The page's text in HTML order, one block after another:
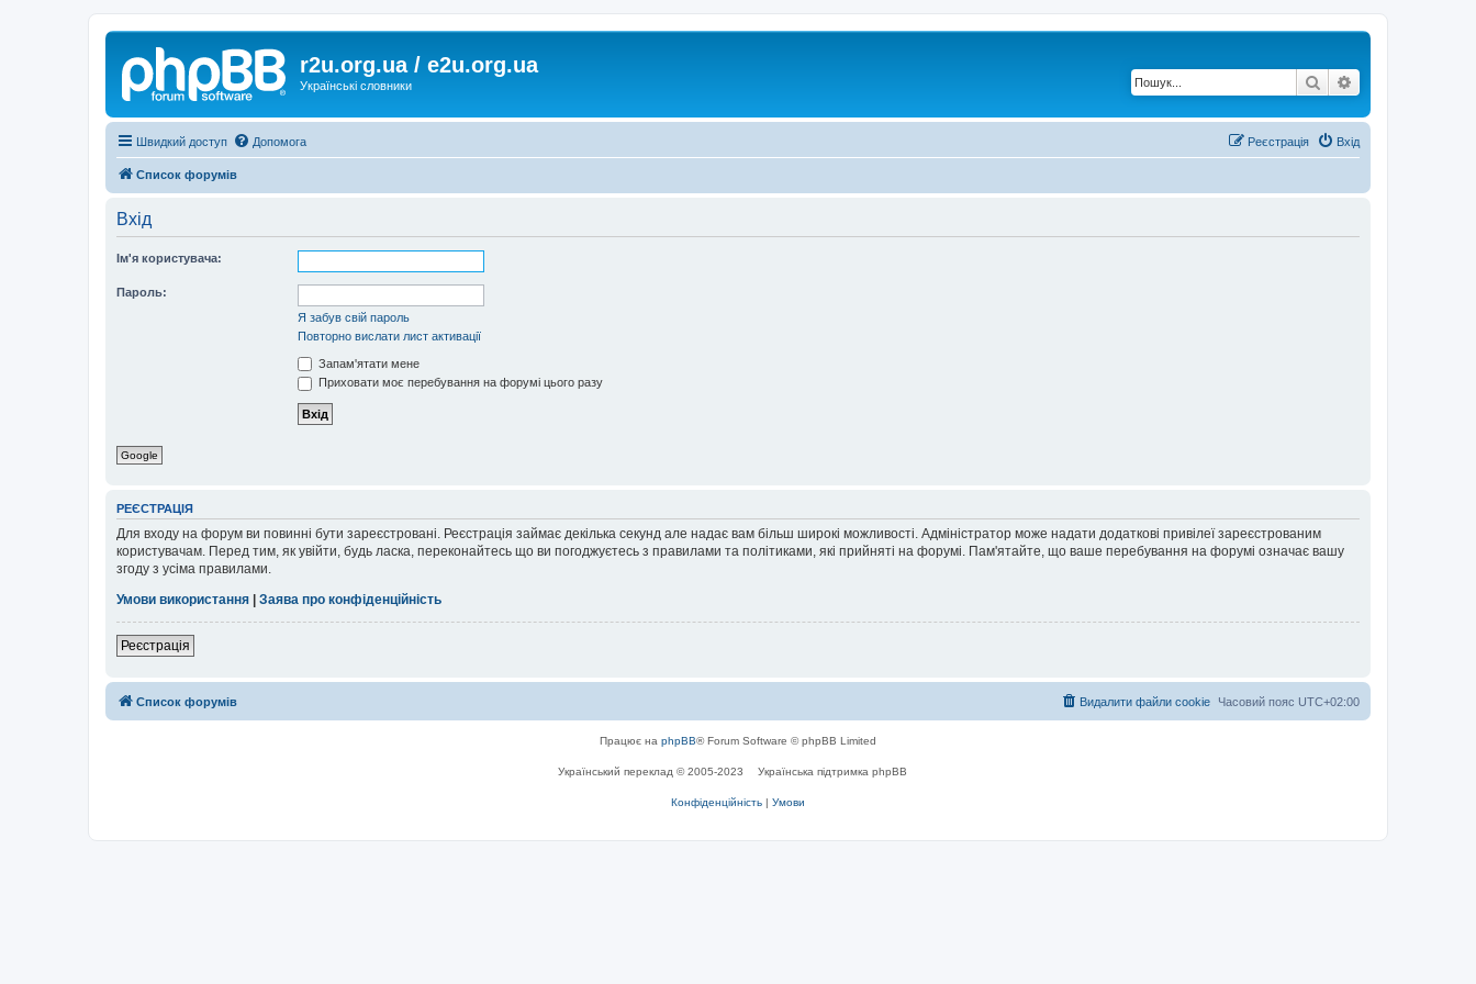
r2u.org.ua / e2u.org.ua
Українські словники Пошук
Швидкий доступ Допомога Вхід
Реєстрація
Список форумів
Вхід
Ім'я користувача:
Пароль:
Я забув свій пароль
Повторно вислати лист активації
Запам'ятати мене
Приховати моє перебування на форумі цього разу
Google
РЕЄСТРАЦІЯ
Для входу на форум ви повинні бути зареєстровані. Реєстрація займає декілька секунд але надає вам більш широкі можливості. Адміністратор може надати додаткові привілеї зареєстрованим
користувачам. Перед тим, як увійти, будь ласка, переконайтесь що ви погоджуєтесь з правилами та політиками, які прийняті на форумі. Пам'ятайте, що ваше перебування на форумі означає вашу
згоду з усіма правилами.
Умови використання
Заява про конфіденційність
Реєстрація
Список форумів Часовий пояс UTC+02:00
Видалити файли cookie
Працює на phpBB® Forum Software © phpBB Limited
Український переклад © 2005-2023 Українська підтримка phpBB
Конфіденційність | Умови